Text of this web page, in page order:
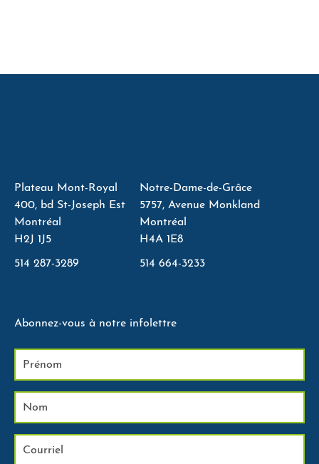
Plateau Mont-Royal
400, bd St-Joseph Est
Montréal
H2J 1J5
514 287-3289
Notre-Dame-de-Grâce
5757, Avenue Monkland
Montréal
H4A 1E8
514 664-3233
Abonnez-vous à notre infolettre